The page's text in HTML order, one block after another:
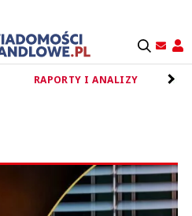
RAPORTY I ANALIZY